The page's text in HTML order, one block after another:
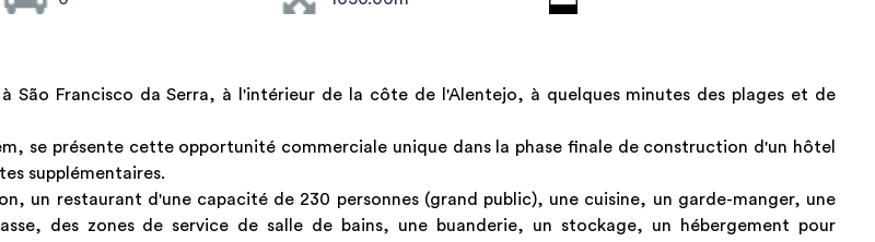
Francisco da Serra, à l'intérieur de la côte de l'Alentejo, à quelques minutes des plages et de
se présente cette opportunité commerciale unique dans la phase finale de construction d'un hôtel
supplémentaires.
un restaurant d'une capacité de 230 personnes (grand public), une cuisine, un garde-manger, une
des zones de service de salle de bains, une buanderie, un stockage, un hébergement pour